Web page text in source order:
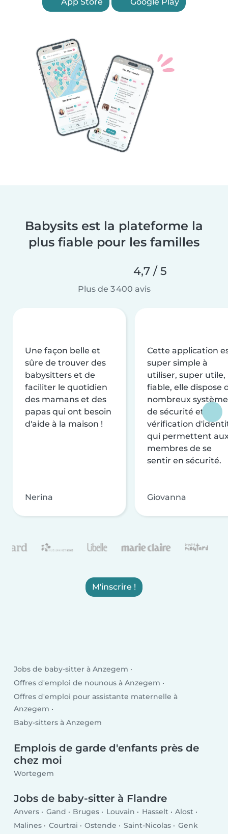
Babysits est la plateforme la
plus fiable pour les familles
4,7 / 5
Plus de 3 400 avis
Une façon belle et
sûre de trouver des
babysitters et de
faciliter le quotidien
des mamans et des
papas qui ont besoin
d'aide à la maison !
Nerina
Cette application
super simple à
utiliser, super utile,
fiable, elle dispose
nombreux
de sécurité et de
vérification
qui permettent
membres de se
sentir en sécurité.
Giovanna
M'inscrire !
Jobs de baby-sitter à Anzegem
Offres d'emploi de nounous à Anzegem
Offres d'emploi pour assistante maternelle à
Anzegem
Baby-sitters à Anzegem
Emplois de garde d'enfants près de
chez moi
Wortegem
Jobs de baby-sitter à Flandre
Anvers Gand Bruges Louvain Hasselt
Alost
Malines
Courtrai Ostende Saint-Nicolas Genk